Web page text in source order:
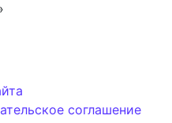
соглашение